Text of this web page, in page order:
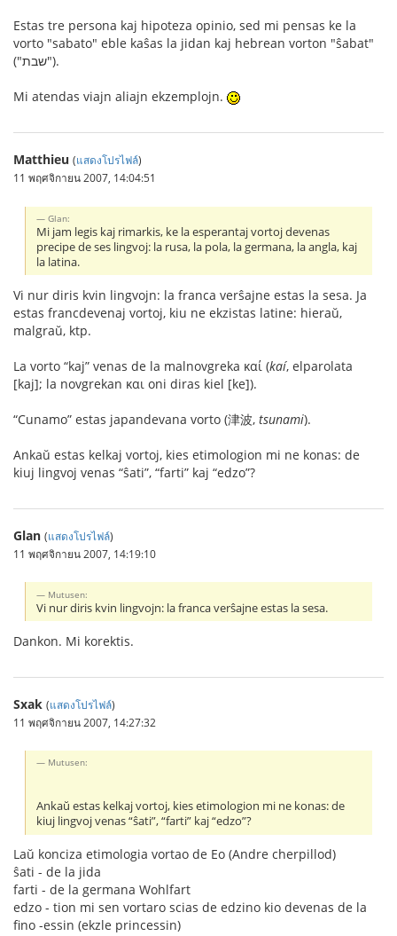
Estas tre persona kaj hipoteza opinio, sed mi pensas ke la
vorto "sabato" eble kaŝas la jidan kaj hebrean vorton "ŝabat"
("שבת").
Mi atendas viajn aliajn ekzemplojn.
Matthieu (แสดงโปรไฟล์)
11 พฤศจิกายน 2007, 14:04:51
Glan:
Mi jam legis kaj rimarkis, ke la esperantaj vortoj devenas
precipe de ses lingvoj: la rusa, la pola, la germana, la angla, kaj
la latina.
Vi nur diris kvin lingvojn: la franca verŝajne estas la sesa. Ja
estas francdevenaj vortoj, kiu ne ekzistas latine: hieraŭ,
malgraŭ, ktp.
La vorto “kaj” venas de la malnovgreka καί (kaí, elparolata
[kaj]; la novgrekan και oni diras kiel [ke]).
“Cunamo” estas japandevana vorto (津波, tsunami).
Ankaŭ estas kelkaj vortoj, kies etimologion mi ne konas: de
kiuj lingvoj venas “ŝati”, “farti” kaj “edzo”?
Glan (แสดงโปรไฟล์)
11 พฤศจิกายน 2007, 14:19:10
Mutusen:
Vi nur diris kvin lingvojn: la franca verŝajne estas la sesa.
Dankon. Mi korektis.
Sxak (แสดงโปรไฟล์)
11 พฤศจิกายน 2007, 14:27:32
Mutusen:
Ankaŭ estas kelkaj vortoj, kies etimologion mi ne konas: de
kiuj lingvoj venas “ŝati”, “farti” kaj “edzo”?
Laŭ konciza etimologia vortao de Eo (Andre cherpillod)
ŝati - de la jida
farti - de la germana Wohlfart
edzo - tion mi sen vortaro scias de edzino kio devenas de la
fino -essin (ekzle princessin)